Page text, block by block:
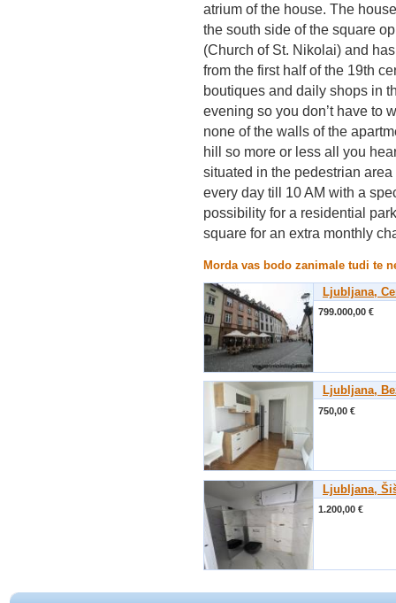
atrium of the house. The
the south side of the square
(Church of St. Nikolai) and
from the first half of the 19th
boutiques and daily shops in
evening so you don’t have to
none of the walls of the
hill so more or less all you
situated in the pedestrian
every day till 10 AM with a
possibility for a residential
square for an extra monthly
Morda vas bodo zanimale tudi te
Ljubljana,
799.000,00 €
Ljubljana,
750,00 €
Ljubljana,
1.200,00 €